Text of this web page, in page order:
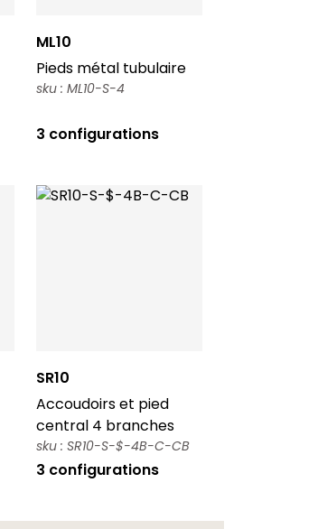
ML10
Pieds métal tubulaire
sku : ML10-S-4
3 configurations
SR10
Accoudoirs et pied
central 4 branches
sku : SR10-S-$-4B-C-CB
3 configurations